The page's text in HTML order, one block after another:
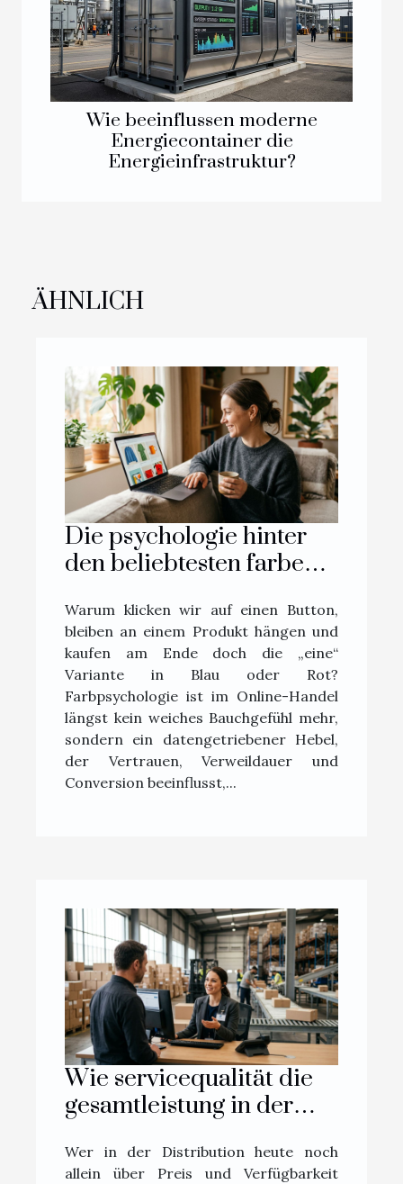
Wie beeinflussen moderne
Energiecontainer die
Energieinfrastruktur?
ÄHNLICH
Die psychologie hinter
den beliebtesten farben
Warum klicken wir auf einen Button,
bleiben an einem Produkt hängen und
kaufen am Ende doch die „eine“
Variante in Blau oder Rot?
Farbpsychologie ist im Online-Handel
längst kein weiches Bauchgefühl mehr,
sondern ein datengetriebener Hebel,
der Vertrauen, Verweildauer und
Conversion beeinflusst,...
Wie servicequalität die
gesamtleistung in der
Wer in der Distribution heute noch
allein über Preis und Verfügbarkeit